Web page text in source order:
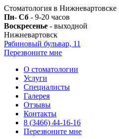
Стоматология в Нижневартовске
Пн- Сб - 9-20 часов
Воскресенье - выходной
Нижневартовск
Рябиновый бульвар, 11
Перезвоните мне
О стоматологии
Услуги
Специалисты
Галерея
Отзывы
Контакты
8 (3466) 44-16-16
Перезвоните мне